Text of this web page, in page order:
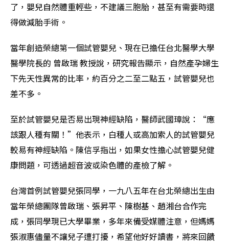
了，嬰兒自然體重輕些，不建議三胞胎，甚至有需要時還
得做減胎手術。
當年創造榮總第一個試管嬰兒、現在已擔任台北醫學大學
醫學院長的 曾啟瑞 教授說，研究報告顯示，自然產孕婦生
下先天性異常的比率，約百分之二至二點五，試管嬰兒也
差不多。
至於試管嬰兒是否易出現神經缺陷，醫師武國璋說：“應
該跟人種有關！”他表示，白種人或高加索人的試管嬰兒
較易有神經缺陷。陳信孚指出，如果女性擔心試管嬰兒健
康問題，可透過超音波或染色體的產檢了解。
台灣首例試管嬰兒張同學，一九八五年在台北榮總出生由
當年榮總團隊曾啟瑞、張昇平、陳樹基、趙湘台合作完
成，張同學現已大學畢業，多年來備受媒體注意，但媽媽
張淑惠儘量不讓兒子遭打擾，希望他好好讀書，將來回饋